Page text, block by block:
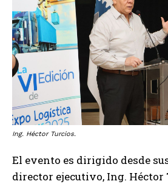
Ing. Héctor Turcios.
El evento es dirigido desde
director ejecutivo, Ing. Héctor